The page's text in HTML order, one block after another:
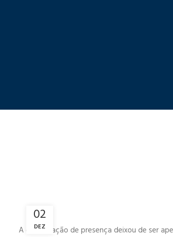
02
DEZ
A confirmação de presença deixou de ser